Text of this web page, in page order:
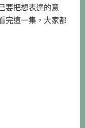
要把想表達的意
完這一集，大家都